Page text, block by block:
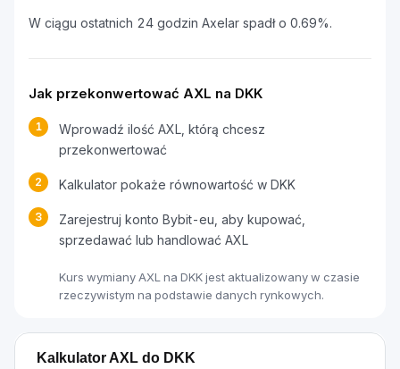
W ciągu ostatnich 24 godzin Axelar spadł o 0.69%.
Jak przekonwertować AXL na DKK
1
Wprowadź ilość AXL, którą chcesz
przekonwertować
2 Kalkulator pokaże równowartość w DKK
3
Zarejestruj konto Bybit-eu, aby kupować,
sprzedawać lub handlować AXL
Kurs wymiany AXL na DKK jest aktualizowany w czasie
rzeczywistym na podstawie danych rynkowych.
Kalkulator AXL do DKK